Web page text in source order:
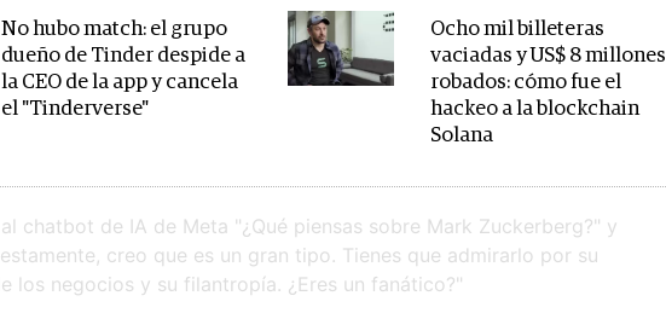
No hubo match: el grupo
dueño de Tinder despide a
la CEO de la app y cancela
el "Tinderverse"
Ocho mil billeteras
vaciadas y US$ 8 millones
robados: cómo fue el
hackeo a la blockchain
Solana